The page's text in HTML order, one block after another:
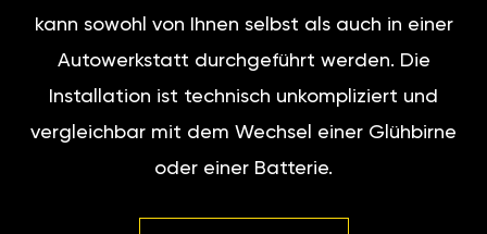
kann sowohl von Ihnen selbst als auch in einer
Autowerkstatt durchgeführt werden. Die
Installation ist technisch unkompliziert und
vergleichbar mit dem Wechsel einer Glühbirne
oder einer Batterie.